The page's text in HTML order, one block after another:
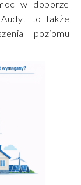
w doborze
Audyt to także
poziomu